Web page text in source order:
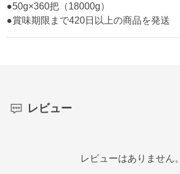
●50g×360把（18000g）
●賞味期限まで420日以上の商品を発送
レビュー
レビューはありません。